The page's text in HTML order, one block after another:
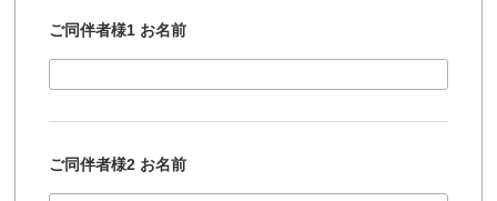
ご同伴者様1 お名前
ご同伴者様2 お名前